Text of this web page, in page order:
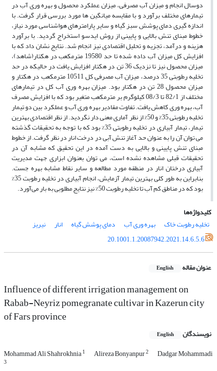
دوسال انجام و میزان آب مصرفی، میزان عملکرد محصول و بهره وری آب در
تیمارهای مختلف برآورد و با مقایسه میانگین ها مورد بررسی قرار گرفت. با
اندازه گیری دمای پوشش سبز گیاه و سایر پارامترهای هواشناسی مورد نیاز،
خطوط مبنای تنش بالایی و پایینی از روش ایدسو استخراج گردید. با برآورد
هزینه و درآمد، تجزیه و تحلیل اقتصادی نیز انجام شد. نتایج نشان داد که با
افزایش کل میزان آب داده شده تا حد 19580 مترمکعب در هکتار(شاهد)،
میزان محصول نیز تا نزدیک 36 تن در هکتار افزایش یافت در حالیکه در حد
تخلیه رطوبتی 35 درصد، میزان آب مصرفی کل 10511 مترمکعب در هکتار و
میزان محصول 28 تن در هکتار بود. میزان بهره وری آب کل در تیمارهای
مختلف از 82/1 تا 08/3 کیلوگرم بر مترمکعب متغیر بود که با افزایش مصرف
آب، بهره وری کاهش یافت. تفاوت مقادیر بهره وری آب و عملکرد بین دو تیمار
تخلیه رطوبتی 35% و 50% از نظر آماری معنی دار نگردید. از نظر اقتصادی بهترین
تیمار، تیمار آبیاری در تخلیه رطوبتی 35% بود که با توجه به تحقیقات گذشته
می توان آن را به عنوان حد آغاز تنش آبی در درخت انار در نظر گرفت. از خطوط
مبنای تنش پایینی و بالایی به دست آمده در این تحقیق که مشابه آن در
تحقیقات قبلی مشاهده نشده است، می توان بعنوان ابزاری جهت مدیریت
آبیاری درختان انار در منطقه مورد مطالعه و سایر نقاط مشابه بهره جست.
بنابراین به طور کلی بهترین تیمار آزمایش، انجام آبیاری در تخلیه رطوبت 35%
بود که در مناطق کم آب تا تخلیه رطوبت 50% نیز نتایج مطلوبی به بار می‌آورد.
کلیدواژه‌ها
تخلیه رطوبت خاک
بهره وری آب دمای پوشش گیاه انار
نیریز
20.1001.1.20087942.2021.14.6.5.6
عنوان مقاله English
Influence of different irrigation management on
Rabab-Neyriz pomegranate cultivar in Kazerun city
of Fars province
نویسندگان English
Mohammad Ali Shahrokhnia1 Alireza Bonyanpur2 Dadgar Mohammadi
3